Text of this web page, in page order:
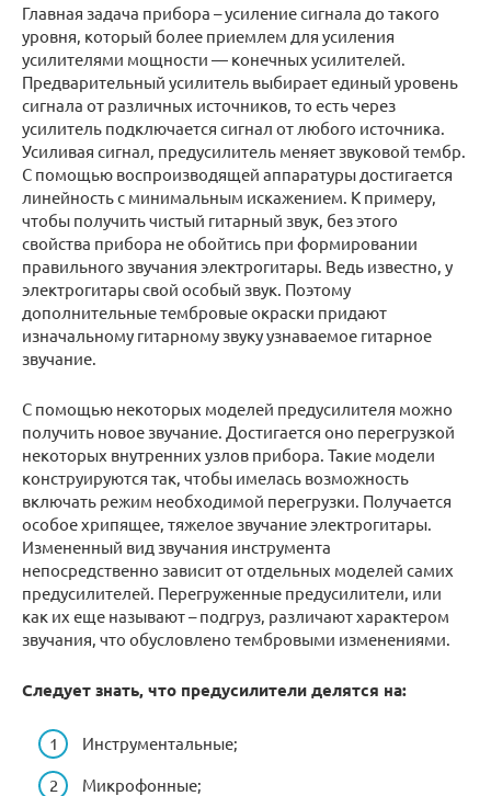
Главная задача прибора – усиление сигнала до такого
уровня, который более приемлем для усиления
усилителями мощности — конечных усилителей.
Предварительный усилитель выбирает единый уровень
сигнала от различных источников, то есть через
усилитель подключается сигнал от любого источника.
Усиливая сигнал, предусилитель меняет звуковой тембр.
С помощью воспроизводящей аппаратуры достигается
линейность с минимальным искажением. К примеру,
чтобы получить чистый гитарный звук, без этого
свойства прибора не обойтись при формировании
правильного звучания электрогитары. Ведь известно, у
электрогитары свой особый звук. Поэтому
дополнительные тембровые окраски придают
изначальному гитарному звуку узнаваемое гитарное
звучание.
С помощью некоторых моделей предусилителя можно
получить новое звучание. Достигается оно перегрузкой
некоторых внутренних узлов прибора. Такие модели
конструируются так, чтобы имелась возможность
включать режим необходимой перегрузки. Получается
особое хрипящее, тяжелое звучание электрогитары.
Измененный вид звучания инструмента
непосредственно зависит от отдельных моделей самих
предусилителей. Перегруженные предусилители, или
как их еще называют – подгруз, различают характером
звучания, что обусловлено тембровыми изменениями.
Следует знать, что предусилители делятся на:
Инструментальные;
Микрофонные;